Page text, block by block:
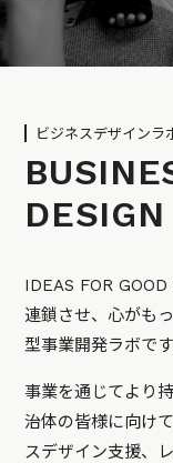
ビジネスデザインラ
IDEAS FOR
連鎖させ、心がも
型事業開発ラボです
事業を通じてより
治体の皆様に向け
スデザイン支援、